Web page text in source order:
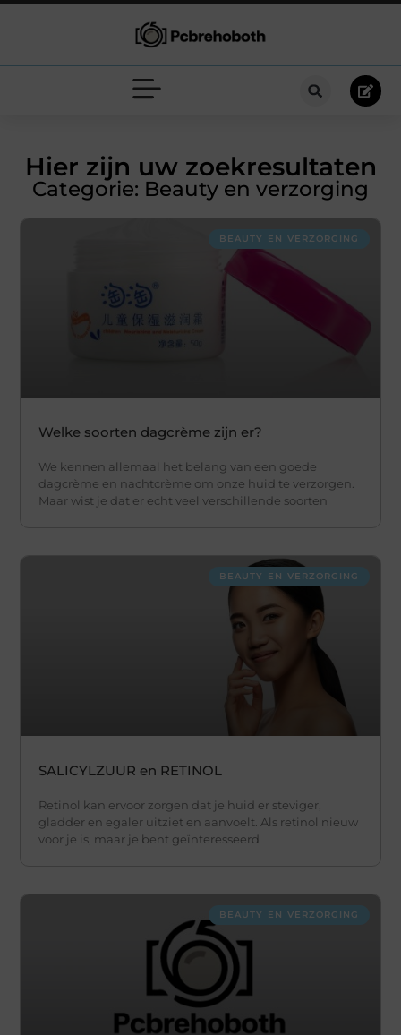
Hier zijn uw zoekresultaten
Categorie: Beauty en verzorging
BEAUTY EN VERZORGING
Welke soorten dagcrème zijn er?
We kennen allemaal het belang van een goede
dagcrème en nachtcrème om onze huid te verzorgen.
Maar wist je dat er echt veel verschillende soorten
BEAUTY EN VERZORGING
SALICYLZUUR en RETINOL
Retinol kan ervoor zorgen dat je huid er steviger,
gladder en egaler uitziet en aanvoelt. Als retinol nieuw
voor je is, maar je bent geïnteresseerd
BEAUTY EN VERZORGING